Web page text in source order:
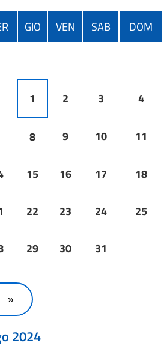
GIO VEN SAB DOM
1 2 3 4
8 9 10 11
15 16 17 18
22 23 24 25
29 30 31
»
2024